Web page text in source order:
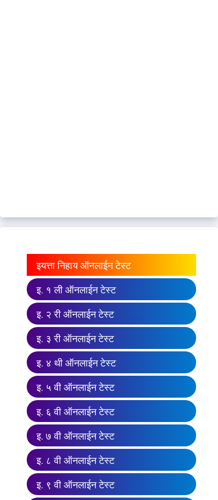
इयत्ता निहाय ऑनलाईन टेस्ट
इ. १ ली ऑनलाईन टेस्ट
इ. २ री ऑनलाईन टेस्ट
इ. ३ री ऑनलाईन टेस्ट
इ. ४ थी ऑनलाईन टेस्ट
इ. ५ वी ऑनलाईन टेस्ट
इ. ६ वी ऑनलाईन टेस्ट
इ. ७ वी ऑनलाईन टेस्ट
इ. ८ वी ऑनलाईन टेस्ट
इ. ९ वी ऑनलाईन टेस्ट